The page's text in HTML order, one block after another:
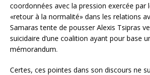
coordonnées avec la pression exercée par
«retour à la normalité» dans les relations
Samaras tente de pousser Alexis Tsipras
suicidaire d’une coalition ayant pour base
mémorandum.
Certes, ces pointes dans son discours ne